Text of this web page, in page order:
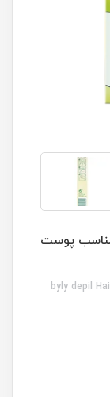
مناسب پوست
byly depil